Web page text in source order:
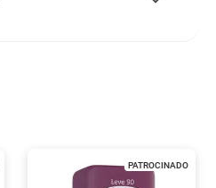
PATROCINADO